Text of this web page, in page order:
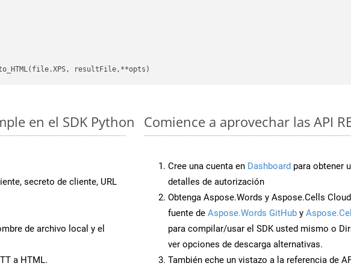
en el SDK Python
secreto de cliente, URL
de archivo local y el
a HTML.
Comience a aprovechar las API
Cree una cuenta en Dashboard para obtener
detalles de autorización
Obtenga Aspose.Words y Aspose.Cells
fuente de Aspose.Words GitHub y
para compilar/usar el SDK usted mismo o
ver opciones de descarga alternativas.
También eche un vistazo a la referencia de